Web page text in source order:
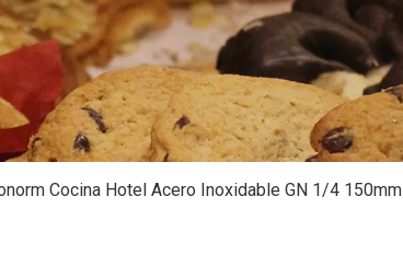
Cocina Hotel Acero Inoxidable GN 1/4 150mm